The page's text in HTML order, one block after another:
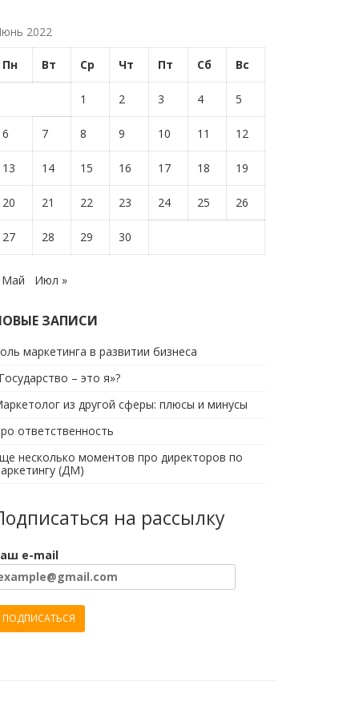
2022
Пн Вт Ср Чт Пт Сб Вс
1 2 3 4 5
6 7 8 9 10 11 12
13 14 15 16 17 18 19
20 21 22 23 24 25 26
27 28 29 30
Май Июл »
ЗАПИСИ
маркетинга в развитии бизнеса
– это я»?
из другой сферы: плюсы и минусы
ответственность
несколько моментов про директоров по
(ДМ)
на рассылку
e-mail